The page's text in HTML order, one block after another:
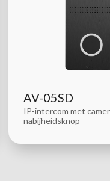
AV-05SD
IP-intercom met
nabijheidsknop